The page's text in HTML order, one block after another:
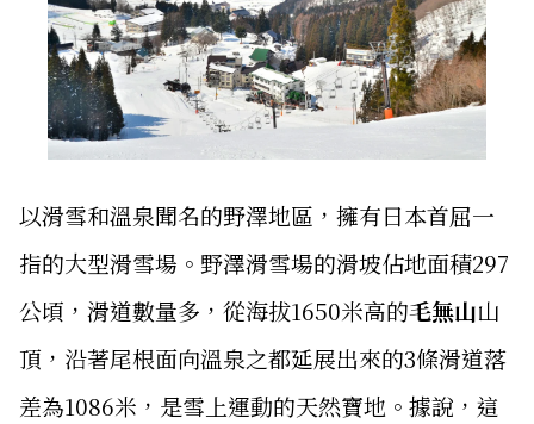
以滑雪和溫泉聞名的野澤地區，擁有日本首屈一
指的大型滑雪場。野澤滑雪場的滑坡佔地面積297
公頃，滑道數量多，從海拔1650米高的毛無山山
頂，沿著尾根面向溫泉之都延展出來的3條滑道落
差為1086米，是雪上運動的天然寶地。據說，這